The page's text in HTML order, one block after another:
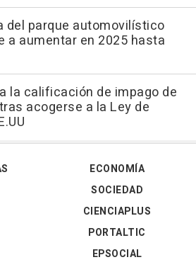
del parque automovilístico
a aumentar en 2025 hasta
la calificación de impago de
acogerse a la Ley de
ECONOMÍA
SOCIEDAD
CIENCIAPLUS
PORTALTIC
EPSOCIAL